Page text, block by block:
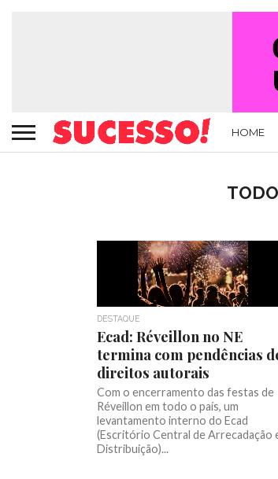
HOME
DESTAQUE
Ecad: Réveillon no NE
termina com pendências
direitos autorais
Com o encerramento das festas de
Réveillon em todo o país, um
levantamento interno do Ecad
(Escritório Central de Arrecadação
Distribuição)...